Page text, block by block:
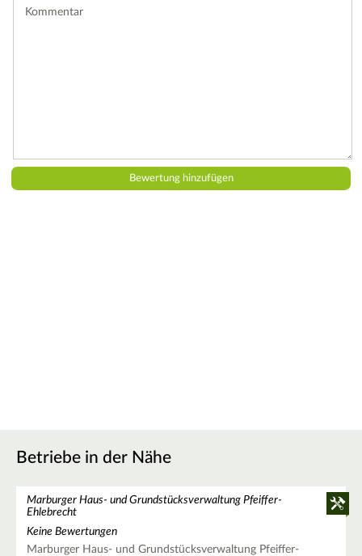
Betriebe in der Nähe
Marburger Haus- und Grundstücksverwaltung Pfeiffer-
Ehlebrecht
Keine Bewertungen
Marburger Haus- und Grundstücksverwaltung Pfeiffer-